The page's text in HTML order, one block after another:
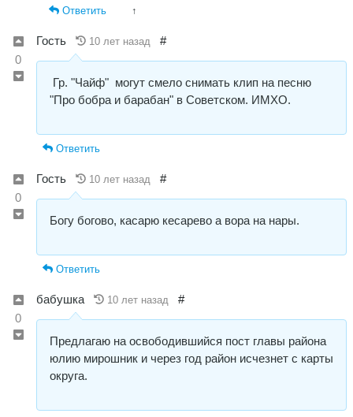
Ответить ↑
0
Гость 10 лет назад #
Гр. "Чайф" могут смело снимать клип на песню
"Про бобра и барабан" в Советском. ИМХО.
Ответить
0
Гость 10 лет назад #
Богу богово, касарю кесарево а вора на нары.
Ответить
0
бабушка 10 лет назад #
Предлагаю на освободившийся пост главы района
юлию мирошник и через год район исчезнет с карты
округа.